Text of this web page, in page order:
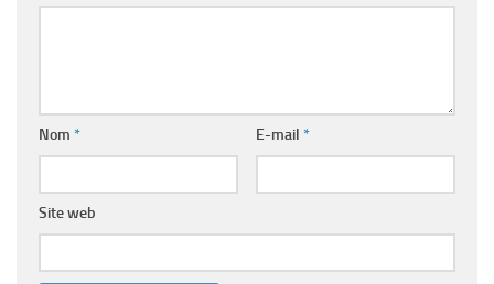
Nom * E-mail *
Site web